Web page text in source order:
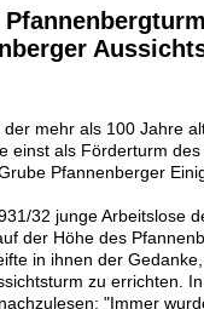
mehr als 100 Jahre
einst als Förderturm des
Pfannenberger
32 junge Arbeitslose
der Höhe des
in ihnen der
zu errichten.
"Immer